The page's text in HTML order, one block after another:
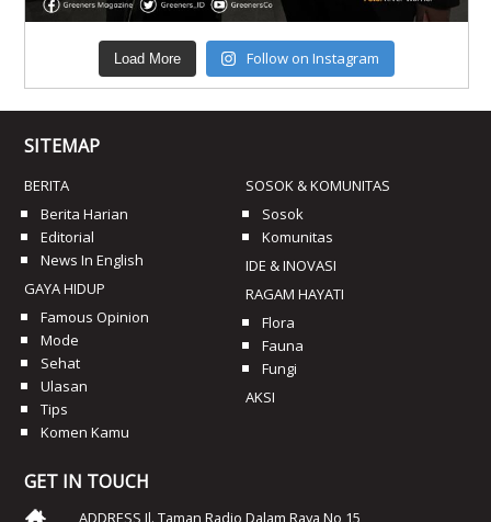
Load More Follow on Instagram
SITEMAP
BERITA
Berita Harian
Editorial
News In English
GAYA HIDUP
Famous Opinion
Mode
Sehat
Ulasan
Tips
Komen Kamu
SOSOK & KOMUNITAS
Sosok
Komunitas
IDE & INOVASI
RAGAM HAYATI
Flora
Fauna
Fungi
AKSI
GET IN TOUCH